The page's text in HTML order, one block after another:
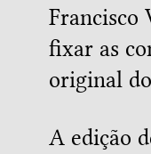
Francisco
fixar as
original
A edição